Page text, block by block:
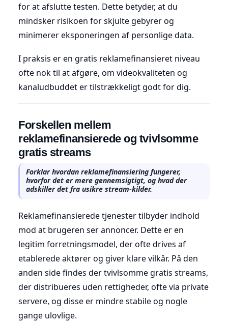
for at afslutte testen. Dette betyder, at du
mindsker risikoen for skjulte gebyrer og
minimerer eksponeringen af personlige data.
I praksis er en gratis reklamefinansieret niveau
ofte nok til at afgøre, om videokvaliteten og
kanaludbuddet er tilstrækkeligt godt for dig.
Forskellen mellem
reklamefinansierede og tvivlsomme
gratis streams
Forklar hvordan reklamefinansiering fungerer,
hvorfor det er mere gennemsigtigt, og hvad der
adskiller det fra usikre stream-kilder.
Reklamefinansierede tjenester tilbyder indhold
mod at brugeren ser annoncer. Dette er en
legitim forretningsmodel, der ofte drives af
etablerede aktører og giver klare vilkår. På den
anden side findes der tvivlsomme gratis streams,
der distribueres uden rettigheder, ofte via private
servere, og disse er mindre stabile og nogle
gange ulovlige.